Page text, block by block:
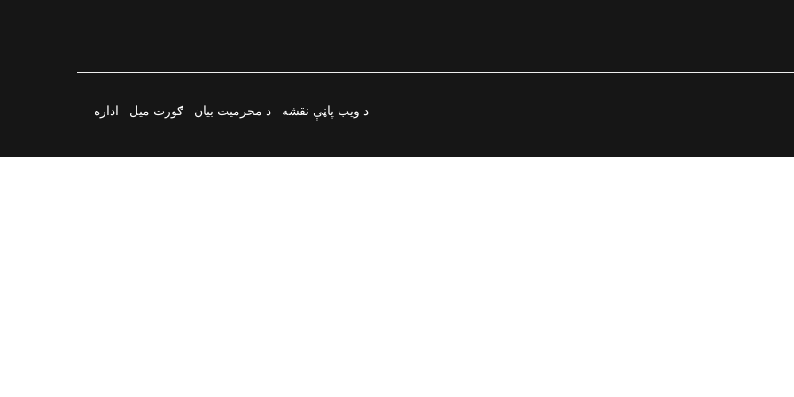
د ویب پاڼې نقشه د محرمیت بیان ګورت میل اداره